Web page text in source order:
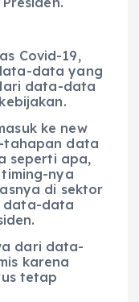
Covid-19,
data yang
data-data
ke new
tahapan data
seperti apa,
nya
di sektor
data-data
dari data-
karena
tetap